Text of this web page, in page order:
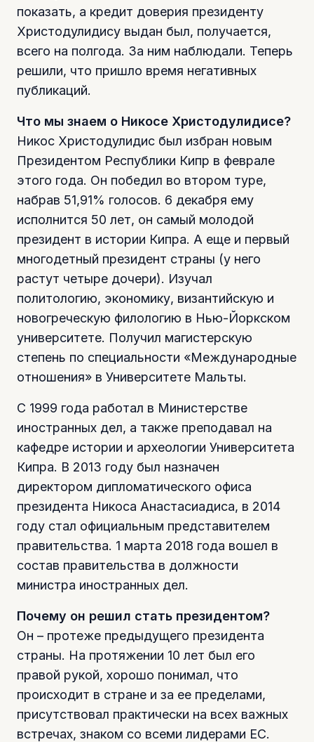
показать, а кредит доверия президенту
Христодулидису выдан был, получается,
всего на полгода. За ним наблюдали. Теперь
решили, что пришло время негативных
публикаций.
Что мы знаем о Никосе Христодулидисе?
Никос Христодулидис был избран новым
Президентом Республики Кипр в феврале
этого года. Он победил во втором туре,
набрав 51,91% голосов. 6 декабря ему
исполнится 50 лет, он самый молодой
президент в истории Кипра. А еще и первый
многодетный президент страны (у него
растут четыре дочери). Изучал
политологию, экономику, византийскую и
новогреческую филологию в Нью-Йоркском
университете. Получил магистерскую
степень по специальности «Международные
отношения» в Университете Мальты.
С 1999 года работал в Министерстве
иностранных дел, а также преподавал на
кафедре истории и археологии Университета
Кипра. В 2013 году был назначен
директором дипломатического офиса
президента Никоса Анастасиадиса, в 2014
году стал официальным представителем
правительства. 1 марта 2018 года вошел в
состав правительства в должности
министра иностранных дел.
Почему он решил стать президентом?
Он – протеже предыдущего президента
страны. На протяжении 10 лет был его
правой рукой, хорошо понимал, что
происходит в стране и за ее пределами,
присутствовал практически на всех важных
встречах, знаком со всеми лидерами ЕС.